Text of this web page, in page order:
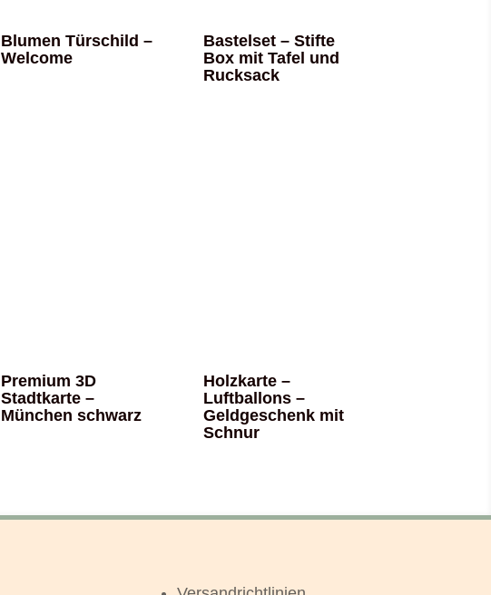
Blumen Türschild –
Welcome
Bastelset – Stifte
Box mit Tafel und
Rucksack
Premium 3D
Stadtkarte –
München schwarz
Holzkarte –
Luftballons –
Geldgeschenk mit
Schnur